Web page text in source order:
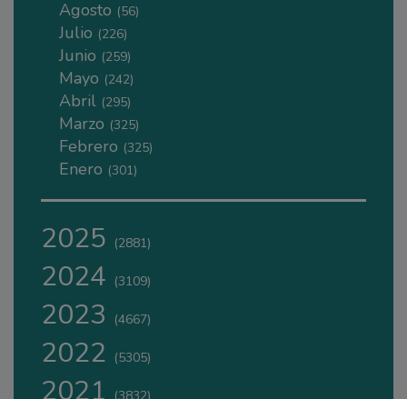
Agosto (56)
Julio (226)
Junio (259)
Mayo (242)
Abril (295)
Marzo (325)
Febrero (325)
Enero (301)
2025 (2881)
2024 (3109)
2023 (4667)
2022 (5305)
2021